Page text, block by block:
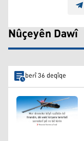
Nûçeyên Dawî
berî 36 deqîqe